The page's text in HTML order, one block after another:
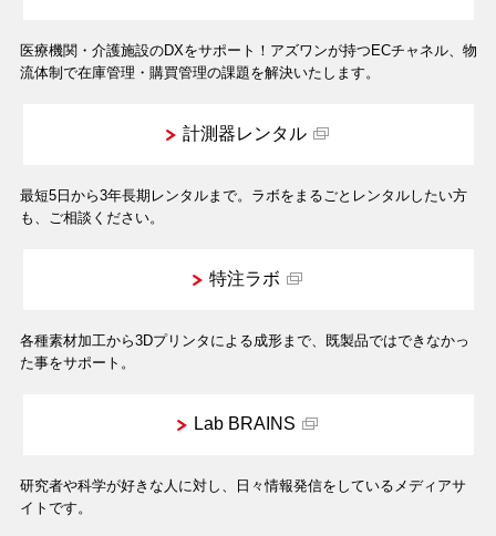
医療機関・介護施設のDXをサポート！アズワンが持つECチャネル、物
流体制で在庫管理・購買管理の課題を解決いたします。
計測器レンタル
最短5日から3年長期レンタルまで。ラボをまるごとレンタルしたい方
も、ご相談ください。
特注ラボ
各種素材加工から3Dプリンタによる成形まで、既製品ではできなかっ
た事をサポート。
Lab BRAINS
研究者や科学が好きな人に対し、日々情報発信をしているメディアサ
イトです。